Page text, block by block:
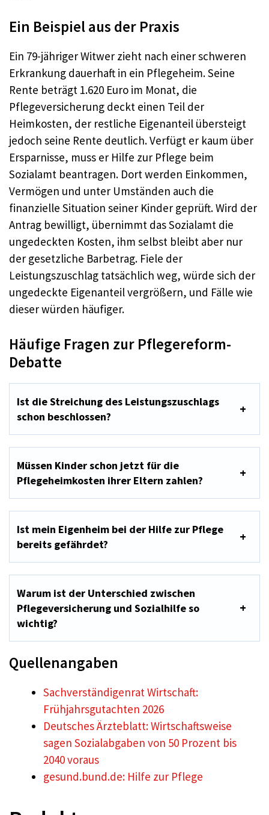
Ein Beispiel aus der Praxis
Ein 79-jähriger Witwer zieht nach einer schweren
Erkrankung dauerhaft in ein Pflegeheim. Seine
Rente beträgt 1.620 Euro im Monat, die
Pflegeversicherung deckt einen Teil der
Heimkosten, der restliche Eigenanteil übersteigt
jedoch seine Rente deutlich. Verfügt er kaum über
Ersparnisse, muss er Hilfe zur Pflege beim
Sozialamt beantragen. Dort werden Einkommen,
Vermögen und unter Umständen auch die
finanzielle Situation seiner Kinder geprüft. Wird der
Antrag bewilligt, übernimmt das Sozialamt die
ungedeckten Kosten, ihm selbst bleibt aber nur
der gesetzliche Barbetrag. Fiele der
Leistungszuschlag tatsächlich weg, würde sich der
ungedeckte Eigenanteil vergrößern, und Fälle wie
dieser würden häufiger.
Häufige Fragen zur Pflegereform-
Debatte
Ist die Streichung des Leistungszuschlags
schon beschlossen?
Müssen Kinder schon jetzt für die
Pflegeheimkosten ihrer Eltern zahlen?
Ist mein Eigenheim bei der Hilfe zur Pflege
bereits gefährdet?
Warum ist der Unterschied zwischen
Pflegeversicherung und Sozialhilfe so
wichtig?
Quellenangaben
Sachverständigenrat Wirtschaft:
Frühjahrsgutachten 2026
Deutsches Ärzteblatt: Wirtschaftsweise
sagen Sozialabgaben von 50 Prozent bis
2040 voraus
gesund.bund.de: Hilfe zur Pflege